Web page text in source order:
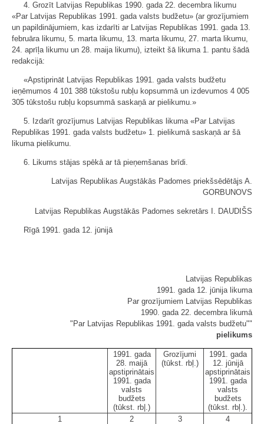
4. Grozīt Latvijas Republikas 1990. gada 22. decembra likumu
«Par Latvijas Republikas 1991. gada valsts budžetu» (ar grozījumiem
un papildinājumiem, kas izdarīti ar Latvijas Republikas 1991. gada 13.
februāra likumu, 5. marta likumu, 13. marta likumu, 27. marta likumu,
24. aprīļa likumu un 28. maija likumu), izteikt šā likuma 1. pantu šādā
redakcijā:
«Apstiprināt Latvijas Republikas 1991. gada valsts budžetu
ieņēmumos 4 101 388 tūkstošu rubļu kopsummā un izdevumos 4 005
305 tūkstošu rubļu kopsummā saskaņā ar pielikumu.»
5. Izdarīt grozījumus Latvijas Republikas likuma «Par Latvijas
Republikas 1991. gada valsts budžetu» 1. pielikumā saskaņā ar šā
likuma pielikumu.
6. Likums stājas spēkā ar tā pieņemšanas brīdi.
Latvijas Republikas Augstākās Padomes priekšsēdētājs A.
GORBUNOVS
Latvijas Republikas Augstākās Padomes sekretārs I. DAUDIŠS
Rīgā 1991. gada 12. jūnijā
Latvijas Republikas
1991. gada 12. jūnija likuma
Par grozījumiem Latvijas Republikas
1990. gada 22. decembra likumā
"Par Latvijas Republikas 1991. gada valsts budžetu""
pielikums
1991. gada
28. maijā
apstiprinātais
1991. gada
valsts
budžets
(tūkst. rb|.)
Grozījumi
(tūkst. rbļ.)
1991. gada
12. jūnijā
apstiprinātais
1991. gada
valsts
budžets
(tūkst. rbļ.).
1
2 3 4